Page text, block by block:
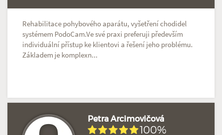
Rehabilitace pohybového aparátu, vyšetření chodidel
systémem PodoCam.Ve své praxi preferuji především
individuální přístup ke klientovi a řešení jeho problému.
Základem je komplexn...
Petra Arcimovičová
100%